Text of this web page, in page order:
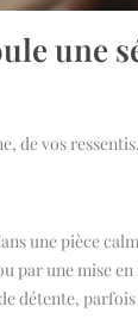
une
de vos
une pièce
par une mise
détente,